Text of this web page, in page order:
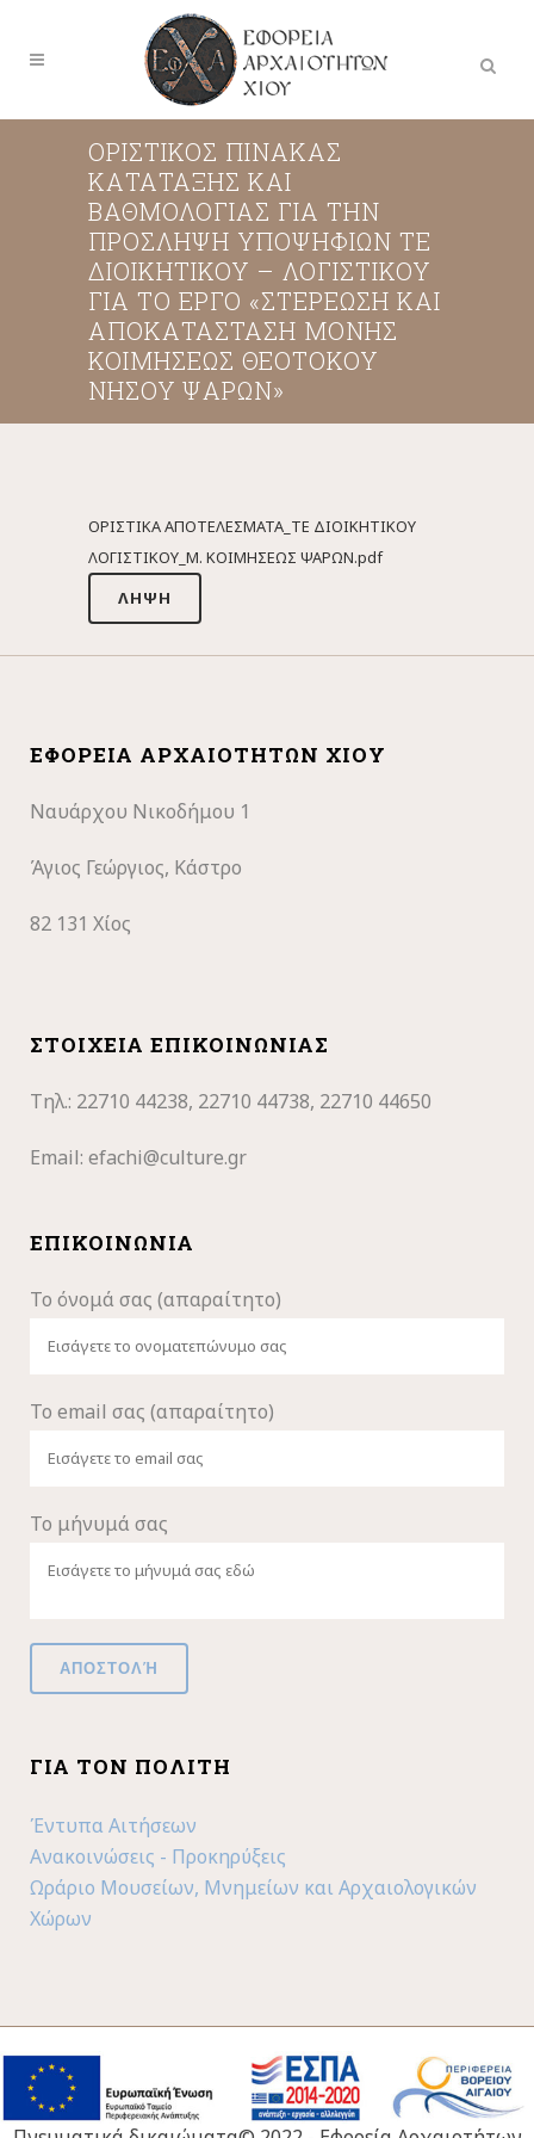
ΟΡΙΣΤΙΚΟΣ ΠΙΝΑΚΑΣ
ΚΑΤΑΤΑΞΗΣ ΚΑΙ
ΒΑΘΜΟΛΟΓΙΑΣ ΓΙΑ ΤΗΝ
ΠΡΟΣΛΗΨΗ ΥΠΟΨΗΦΙΩΝ ΤΕ
ΔΙΟΙΚΗΤΙΚΟΥ – ΛΟΓΙΣΤΙΚΟΥ
ΓΙΑ ΤΟ ΕΡΓΟ «ΣΤΕΡΕΩΣΗ ΚΑΙ
ΑΠΟΚΑΤΑΣΤΑΣΗ ΜΟΝΗΣ
ΚΟΙΜΗΣΕΩΣ ΘΕΟΤΟΚΟΥ
ΝΗΣΟΥ ΨΑΡΩΝ»
ΟΡΙΣΤΙΚΑ ΑΠΟΤΕΛΕΣΜΑΤΑ_ΤΕ ΔΙΟΙΚΗΤΙΚΟΥ
ΛΟΓΙΣΤΙΚΟΥ_Μ. ΚΟΙΜΗΣΕΩΣ ΨΑΡΩΝ.pdf
ΛΉΨΗ
ΕΦΟΡΕΊΑ ΑΡΧΑΙΟΤΉΤΩΝ ΧΊΟΥ
Ναυάρχου Νικοδήμου 1
Άγιος Γεώργιος, Κάστρο
82 131 Χίος
ΣΤΟΙΧΕΊΑ ΕΠΙΚΟΙΝΩΝΊΑΣ
Τηλ.: 22710 44238, 22710 44738, 22710 44650
Email: efachi@culture.gr
ΕΠΙΚΟΙΝΩΝΊΑ
Το όνομά σας (απαραίτητο)
Το email σας (απαραίτητο)
Το μήνυμά σας
ΓΙΑ ΤΟΝ ΠΟΛΊΤΗ
Έντυπα Αιτήσεων
Ανακοινώσεις - Προκηρύξεις
Ωράριο Μουσείων, Μνημείων και Αρχαιολογικών
Χώρων